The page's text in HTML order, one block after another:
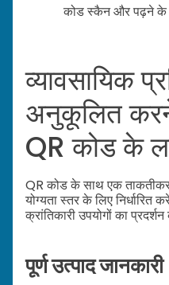
कोड स्कैन और पढ़ने के
व्यावसायिक
अनुकूलित
QR कोड के
QR कोड के साथ एक
योग्यता स्तर के लिए निर्धारित
क्रांतिकारी उपयोगों का
पूर्ण उत्पाद जानकारी